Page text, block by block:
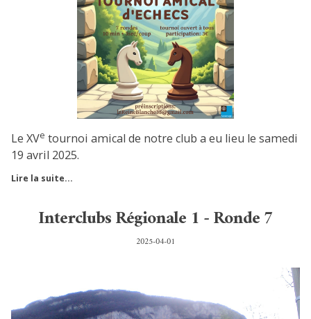
Le XVe tournoi amical de notre club a eu lieu le samedi
19 avril 2025.
Lire la suite...
Interclubs Régionale 1 - Ronde 7
2025-04-01